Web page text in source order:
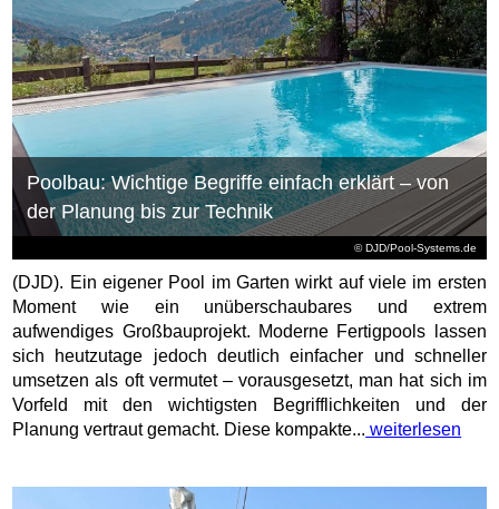
© DJD/Pool-Systems.de
Poolbau: Wichtige Begriffe einfach erklärt – von
der Planung bis zur Technik
(DJD). Ein eigener Pool im Garten wirkt auf viele im ersten
Moment wie ein unüberschaubares und extrem
aufwendiges Großbauprojekt. Moderne Fertigpools lassen
sich heutzutage jedoch deutlich einfacher und schneller
umsetzen als oft vermutet – vorausgesetzt, man hat sich im
Vorfeld mit den wichtigsten Begrifflichkeiten und der
Planung vertraut gemacht. Diese kompakte... weiterlesen